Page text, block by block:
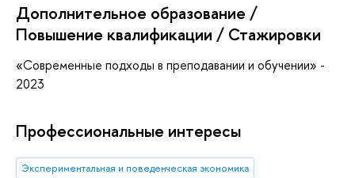
Дополнительное образование /
Повышение квалификации / Стажировки
«Современные подходы в преподавании и обучении» -
2023
Профессиональные интересы
Экспериментальная и поведенческая экономика